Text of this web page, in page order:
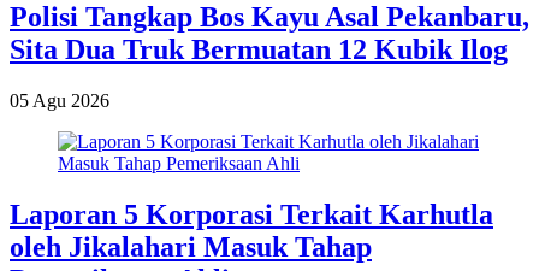
Polisi Tangkap Bos Kayu Asal Pekanbaru,
Sita Dua Truk Bermuatan 12 Kubik Ilog
05 Agu 2026
Laporan 5 Korporasi Terkait Karhutla
oleh Jikalahari Masuk Tahap